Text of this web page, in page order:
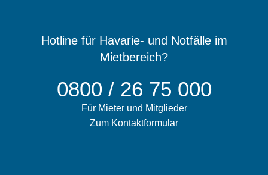
Hotline für Havarie- und Notfälle im
Mietbereich?
0800 / 26 75 000
Für Mieter und Mitglieder
Zum Kontaktformular